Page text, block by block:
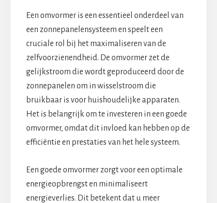
Een omvormer is een essentieel onderdeel van
een zonnepanelensysteem en speelt een
cruciale rol bij het maximaliseren van de
zelfvoorzienendheid. De omvormer zet de
gelijkstroom die wordt geproduceerd door de
zonnepanelen om in wisselstroom die
bruikbaar is voor huishoudelijke apparaten.
Het is belangrijk om te investeren in een goede
omvormer, omdat dit invloed kan hebben op de
efficiëntie en prestaties van het hele systeem.
Een goede omvormer zorgt voor een optimale
energieopbrengst en minimaliseert
energieverlies. Dit betekent dat u meer